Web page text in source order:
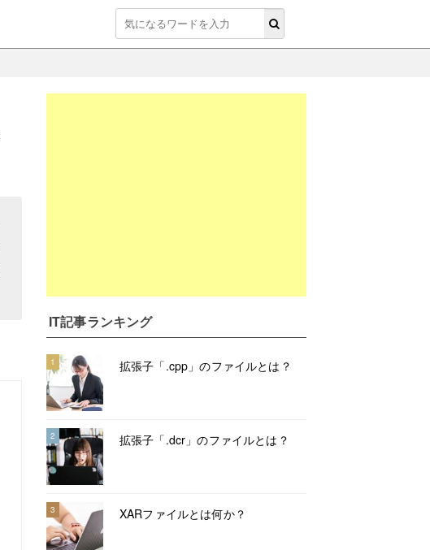
IT記事ランキング
1 拡張子「.cpp」のファイルとは？
2 拡張子「.dcr」のファイルとは？
3 XARファイルとは何か？